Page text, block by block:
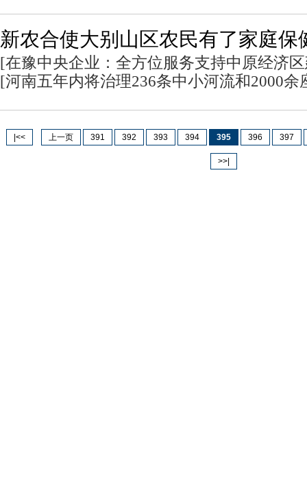
新农合使大别山区农民有了家庭保
[在豫中央企业：全方位服务支持中原经济
[河南五年内将治理236条中小河流和2000余
|<< 上一页 391 392 393 394 395 396 397
>>|